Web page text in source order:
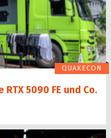
QUAKECON
5090 FE und Co.